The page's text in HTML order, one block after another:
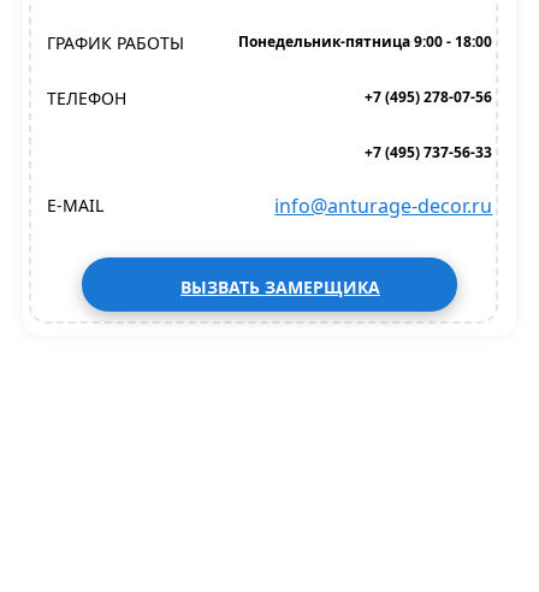
ГРАФИК РАБОТЫ Понедельник-пятница 9:00 - 18:00
ТЕЛЕФОН +7 (495) 278-07-56
+7 (495) 737-56-33
E-MAIL info@anturage-decor.ru
ВЫЗВАТЬ ЗАМЕРЩИКА